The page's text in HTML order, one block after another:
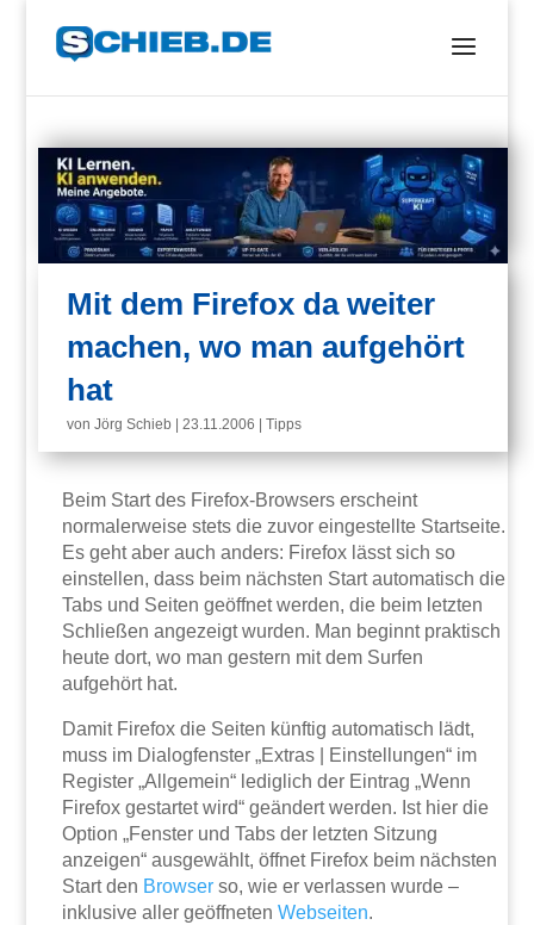
Mit dem Firefox da weiter
machen, wo man aufgehört
hat
vonJörg Schieb |23.11.2006 |Tipps
Beim Start des Firefox-Browsers erscheint
normalerweise stets die zuvor eingestellte Startseite.
Es geht aber auch anders: Firefox lässt sich so
einstellen, dass beim nächsten Start automatisch die
Tabs und Seiten geöffnet werden, die beim letzten
Schließen angezeigt wurden. Man beginnt praktisch
heute dort, wo man gestern mit dem Surfen
aufgehört hat.
Damit Firefox die Seiten künftig automatisch lädt,
muss im Dialogfenster „Extras | Einstellungen“ im
Register „Allgemein“ lediglich der Eintrag „Wenn
Firefox gestartet wird“ geändert werden. Ist hier die
Option „Fenster und Tabs der letzten Sitzung
anzeigen“ ausgewählt, öffnet Firefox beim nächsten
Start den Browser so, wie er verlassen wurde –
inklusive aller geöffnetenWebseiten.